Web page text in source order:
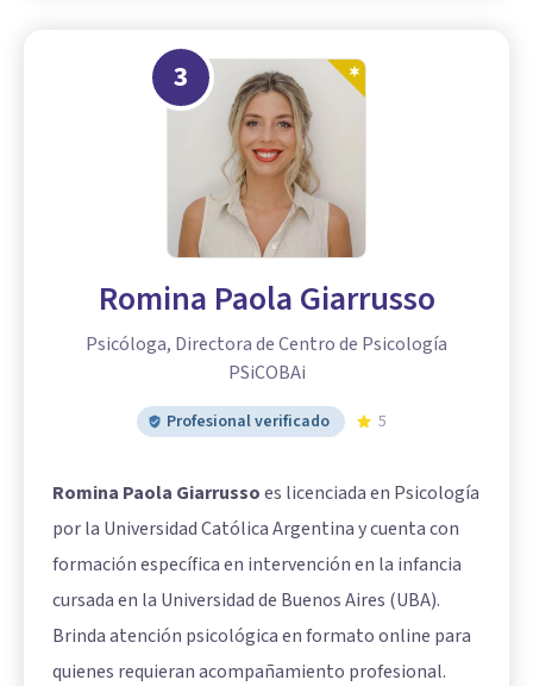
3
Romina Paola Giarrusso
Psicóloga, Directora de Centro de Psicología
PSiCOBAi
Profesional verificado 5
Romina Paola Giarrussoes licenciada en Psicología
por la Universidad Católica Argentina y cuenta con
formación específica en intervención en la infancia
cursada en la Universidad de Buenos Aires (UBA).
Brinda atención psicológica en formato online para
quienes requieran acompañamiento profesional.